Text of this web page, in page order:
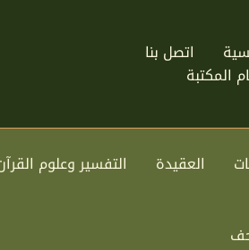
اتصل بنا
المكتبة
العقيدة التفسير وعلوم